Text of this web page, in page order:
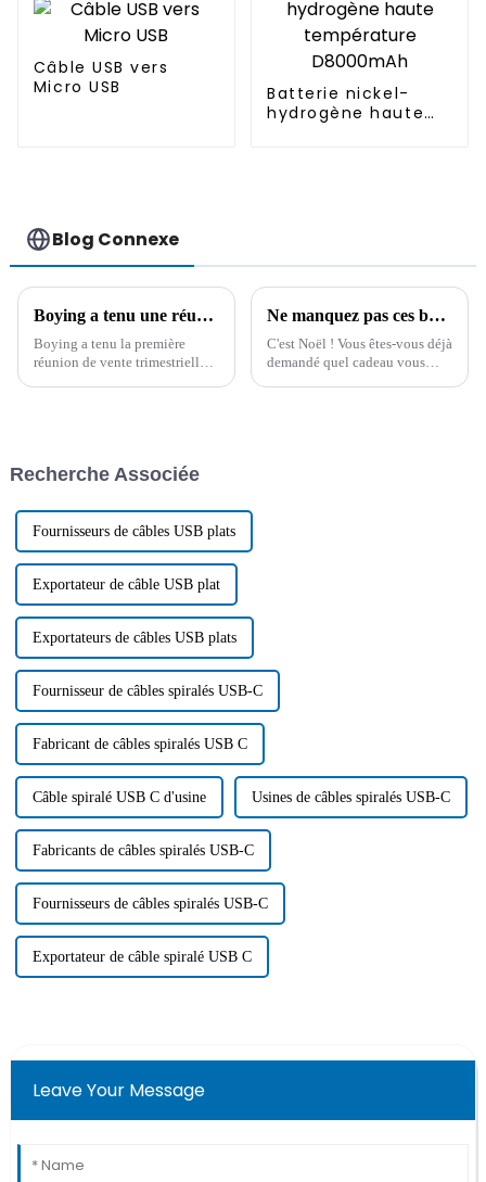
Câble USB vers
Micro USB
Batterie nickel-
hydrogène haute
Blog Connexe
Boying a tenu une réunion de synthèse des ventes pour le premier trimestre 2024
Boying a tenu la première
réunion de vente trimestrielle
d'allume-cigare et le fil
Ne manquez pas ces bons articles comme cadeau de Noël !
C'est Noël ! Vous êtes-vous déjà
demandé quel cadeau vous
Recherche Associée
Fournisseurs de câbles USB plats
Exportateur de câble USB plat
Exportateurs de câbles USB plats
Fournisseur de câbles spiralés USB-C
Fabricant de câbles spiralés USB C
Câble spiralé USB C d'usine Usines de câbles spiralés USB-C
Fabricants de câbles spiralés USB-C
Fournisseurs de câbles spiralés USB-C
Exportateur de câble spiralé USB C
Leave Your Message